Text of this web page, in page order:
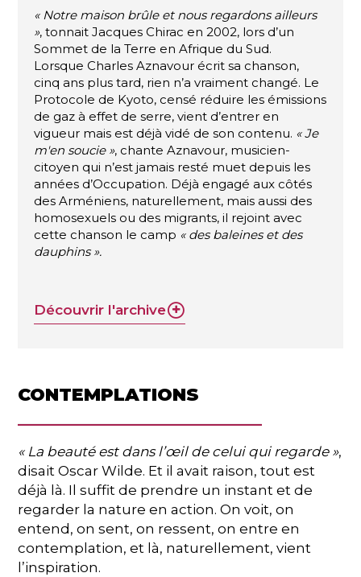
« Notre maison brûle et nous regardons ailleurs
», tonnait Jacques Chirac en 2002, lors d’un
Sommet de la Terre en Afrique du Sud.
Lorsque Charles Aznavour écrit sa chanson,
cinq ans plus tard, rien n’a vraiment changé. Le
Protocole de Kyoto, censé réduire les émissions
de gaz à effet de serre, vient d’entrer en
vigueur mais est déjà vidé de son contenu. « Je
m'en soucie », chante Aznavour, musicien-
citoyen qui n’est jamais resté muet depuis les
années d’Occupation. Déjà engagé aux côtés
des Arméniens, naturellement, mais aussi des
homosexuels ou des migrants, il rejoint avec
cette chanson le camp « des baleines et des
dauphins ».
Découvrir l'archive
CONTEMPLATIONS
« La beauté est dans l’œil de celui qui regarde »,
disait Oscar Wilde. Et il avait raison, tout est
déjà là. Il suffit de prendre un instant et de
regarder la nature en action. On voit, on
entend, on sent, on ressent, on entre en
contemplation, et là, naturellement, vient
l’inspiration.